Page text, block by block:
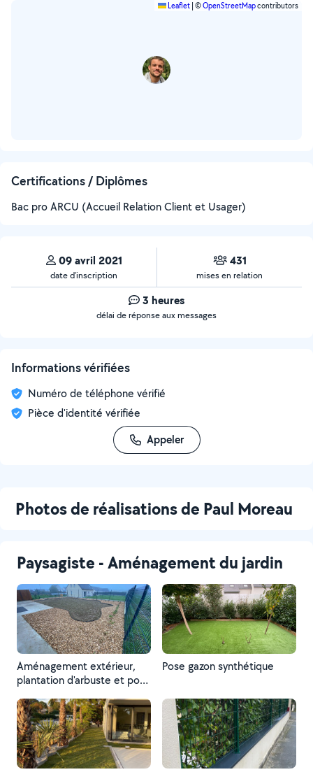
Leaflet ©OpenStreetMapcontributors
Certifications / Diplômes
Bac pro ARCU (Accueil Relation Client et Usager)
09 avril 2021
date d’inscription
431
mises en relation
3 heures
délai de réponse aux messages
Informations vérifiées
Numéro de téléphone vérifié
Pièce d'identité vérifiée
Appeler
Photos de réalisations de Paul Moreau
Paysagiste - Aménagement du jardin
Aménagement extérieur,
plantation d'arbuste et pose
Pose gazon synthétique